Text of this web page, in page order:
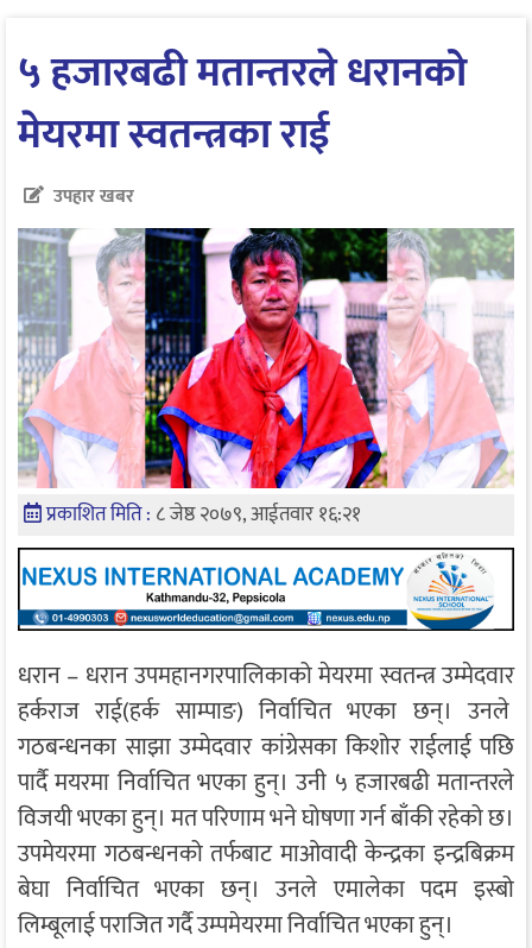
५ हजारबढी मतान्तरले धरानको
मेयरमा स्वतन्त्रका राई
उपहार खबर
प्रकाशित मिति : ८ जेष्ठ २०७९, आईतवार १६:२१
धरान – धरान उपमहानगरपालिकाको मेयरमा स्वतन्त्र उम्मेदवार
हर्कराज राई(हर्क साम्पाङ) निर्वाचित भएका छन्। उनले
गठबन्धनका साझा उम्मेदवार कांग्रेसका किशोर राईलाई पछि
पार्दै मयरमा निर्वाचित भएका हुन्। उनी ५ हजारबढी मतान्तरले
विजयी भएका हुन्। मत परिणाम भने घोषणा गर्न बाँकी रहेको छ।
उपमेयरमा गठबन्धनको तर्फबाट माओवादी केन्द्रका इन्द्रबिक्रम
बेघा निर्वाचित भएका छन्। उनले एमालेका पदम इस्बो
लिम्बूलाई पराजित गर्दै उम्पमेयरमा निर्वाचित भएका हुन्।